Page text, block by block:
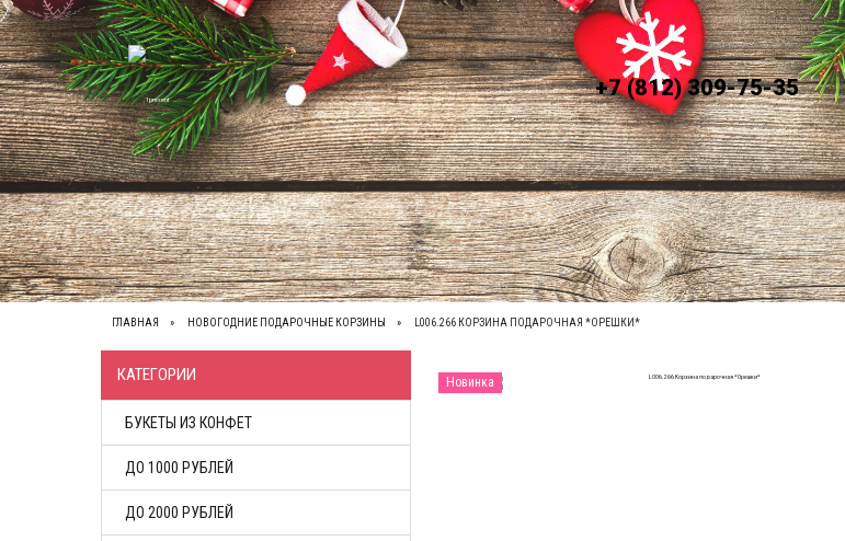
+7 (812) 309-75-35
ВЕСЬ КАТАЛОГ О НАС КОНТАКТЫ ОПЛАТА УСЛОВИЯ ДОСТАВКИ
ГЛАВНАЯ НОВОГОДНИЕ ПОДАРОЧНЫЕ КОРЗИНЫ L006.266 КОРЗИНА ПОДАРОЧНАЯ *ОРЕШКИ*
КАТЕГОРИИ
БУКЕТЫ ИЗ КОНФЕТ
ДО 1000 РУБЛЕЙ
ДО 2000 РУБЛЕЙ
Новинка